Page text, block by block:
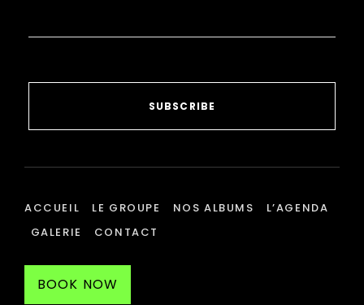
SUBSCRIBE
ACCUEIL LE GROUPE NOS ALBUMS
L’AGENDA
GALERIE
CONTACT
BOOK NOW